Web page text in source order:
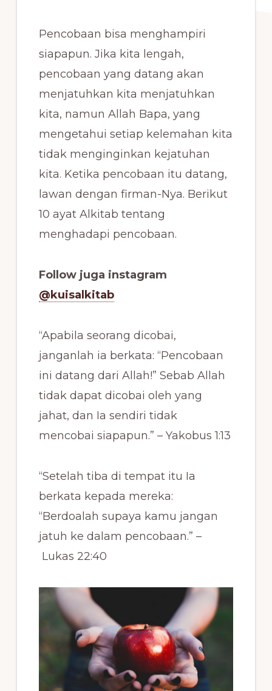
Pencobaan bisa menghampiri
siapapun. Jika kita lengah,
pencobaan yang datang akan
menjatuhkan kita menjatuhkan
kita, namun Allah Bapa, yang
mengetahui setiap kelemahan kita
tidak menginginkan kejatuhan
kita. Ketika pencobaan itu datang,
lawan dengan firman-Nya. Berikut
10 ayat Alkitab tentang
menghadapi pencobaan.
Follow juga instagram
@kuisalkitab
“Apabila seorang dicobai,
janganlah ia berkata: “Pencobaan
ini datang dari Allah!” Sebab Allah
tidak dapat dicobai oleh yang
jahat, dan Ia sendiri tidak
mencobai siapapun.” – Yakobus 1:13
“Setelah tiba di tempat itu Ia
berkata kepada mereka:
“Berdoalah supaya kamu jangan
jatuh ke dalam pencobaan.” –
Lukas 22:40